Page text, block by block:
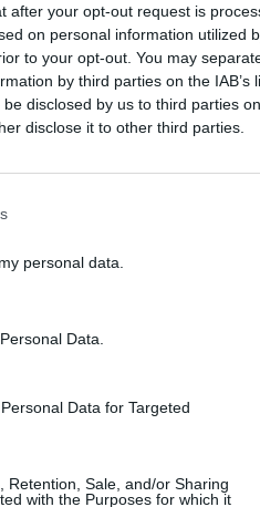
after your opt-out request is
on personal information utilized
to your opt-out. You may
by third parties on the IAB’s
disclosed by us to third parties
disclose it to other third parties.
personal data.
Data.
Data for Targeted
Retention, Sale, and/or Sharing
with the Purposes for which it
Kisten droppen...
aber bitte nicht mir eure
drin